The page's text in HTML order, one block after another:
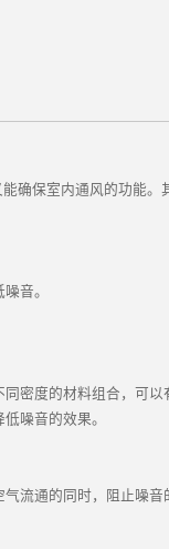
确保室内通风的功能。
音。
密度的材料组合，可以
噪音的效果。
流通的同时，阻止噪音